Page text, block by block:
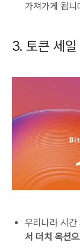
가져가게 됩
3. 토큰 세
우리나라 시간
서 더치 옥션